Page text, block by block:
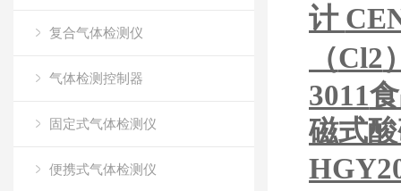
复合气体检测仪
气体检测控制器
固定式气体检测仪
便携式气体检测仪
计
（Cl2
3011
磁式